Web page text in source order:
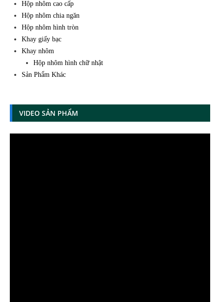
Hộp nhôm cao cấp
Hộp nhôm chia ngăn
Hộp nhôm hình tròn
Khay giấy bạc
Khay nhôm
Hộp nhôm hình chữ nhật
Sản Phẩm Khác
VIDEO SẢN PHẨM